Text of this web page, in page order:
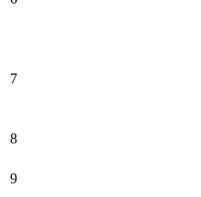
7
8
9